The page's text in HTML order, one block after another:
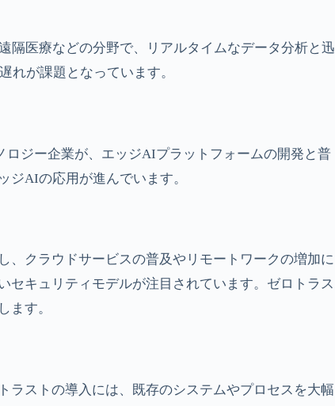
隔医療などの分野で、リアルタイムなデータ分析と迅
が課題となっています。
ジー企業が、エッジAIプラットフォームの開発と普
AIの応用が進んでいます。
、クラウドサービスの普及やリモートワークの増加に
セキュリティモデルが注目されています。ゼロトラス
ます。
ラストの導入には、既存のシステムやプロセスを大幅